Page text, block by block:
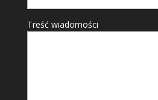
Treść wiadomości